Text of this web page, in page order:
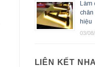
Làm
chân
hiệu
03/
LIÊN KẾT